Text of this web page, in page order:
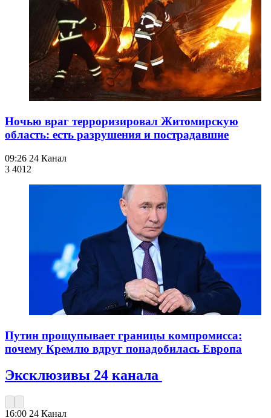
Ночью враг терроризировал Житомирскую
область: есть разрушения и пострадавшие
09:26 24 Канал
3 401 2
Путин прощупывает границы компромисса:
почему Кремлю вдруг понадобилась Европа
Эксклюзивы 24 канала
16:00 24 Канал